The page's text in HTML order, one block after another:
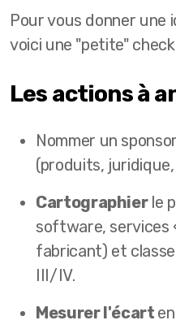
Pour vous donner une
voici une "petite" check
Les actions à
Nommer un
(produits,
Cartographierle
software, services
fabricant) et
III/IV.
Mesurer l'écart